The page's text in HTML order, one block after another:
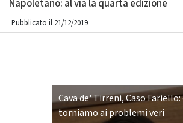
Napoletano: al via la quarta edizione
Pubblicato il 21/12/2019
Cava de' Tirreni, Caso
torniamo ai problemi veri